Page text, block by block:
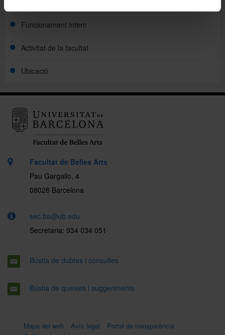
Funcionament intern
Activitat de la facultat
Ubicació
Facultat de Belles Arts
Pau Gargallo, 4
08028 Barcelona
sec.ba@ub.edu
Secretaria: 934 034 051
Bústia de dubtes i consultes
Bústia de queixes i suggeriments
Mapa del web Avís legal
Portal de transparència